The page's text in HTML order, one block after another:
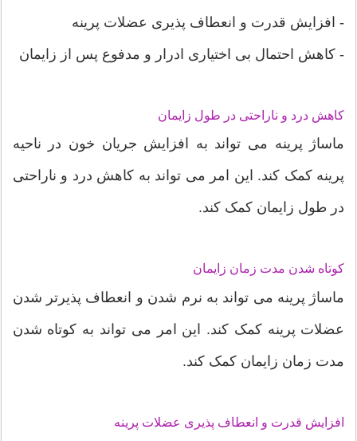
- افزایش قدرت و انعطاف پذیری عضلات پرینه
- کاهش احتمال بی اختیاری ادرار و مدفوع پس از زایمان
کاهش درد و ناراحتی در طول زایمان
ماساژ پرینه می تواند به افزایش جریان خون در ناحیه
پرینه کمک کند. این امر می تواند به کاهش درد و ناراحتی
در طول زایمان کمک کند.
کوتاه شدن مدت زمان زایمان
ماساژ پرینه می تواند به نرم شدن و انعطاف پذیرتر شدن
عضلات پرینه کمک کند. این امر می تواند به کوتاه شدن
مدت زمان زایمان کمک کند.
افزایش قدرت و انعطاف پذیری عضلات پرینه